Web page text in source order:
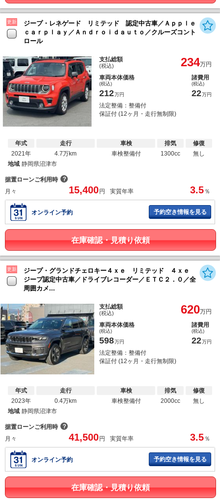
更新
ジープ・レネゲード リミテッド 認定中古車／Ａｐｐｌｅ
ｃａｒｐｌａｙ／Ａｎｄｒｏｉｄａｕｔｏ／クルーズコント
ロール
支払総額
(税込) 234万円
車両本体価格
(税込)
212万円
諸費用
(税込)
22万円
法定整備：整備付
保証付 (12ヶ月・走行無制限)
年式
2021年
走行
4.7万km
車検
車検整備付
排気
1300cc
修復
無し
地域 静岡県沼津市
据置ローンご利用時 ？
月々
15,400 円 実質年率 3.5 ％
オンライン予約 予約空き情報を見る
在庫確認・見積り依頼
更新
ジープ・グランドチェロキー４ｘｅ リミテッド ４ｘｅ
ジープ認定中古車／ドライブレコーダー／ＥＴＣ２．０／全
周囲カメ...
支払総額
(税込) 620万円
車両本体価格
(税込)
598万円
諸費用
(税込)
22万円
法定整備：整備付
保証付 (12ヶ月・走行無制限)
年式
2023年
走行
0.4万km
車検
車検整備付
排気
2000cc
修復
無し
地域 静岡県沼津市
据置ローンご利用時 ？
月々
41,500 円 実質年率 3.5 ％
オンライン予約 予約空き情報を見る
在庫確認・見積り依頼